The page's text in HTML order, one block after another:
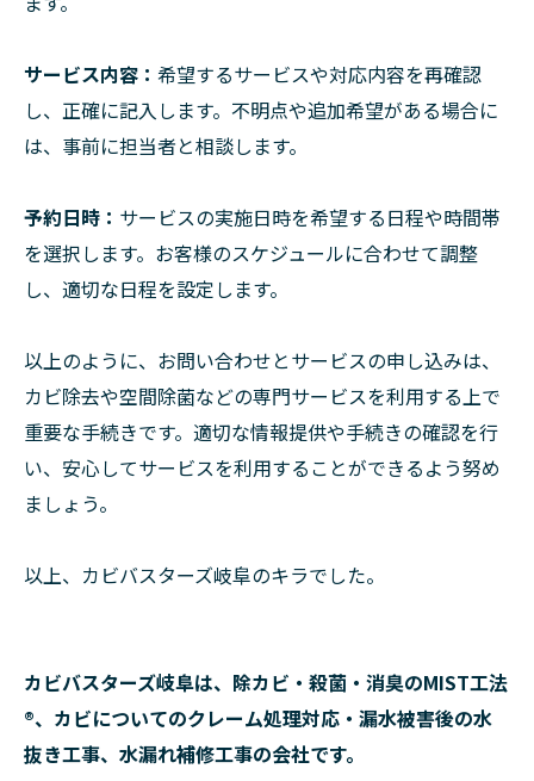
サービス内容： 希望するサービスや対応内容を再確認
し、正確に記入します。不明点や追加希望がある場合に
は、事前に担当者と相談します。
予約日時： サービスの実施日時を希望する日程や時間帯
を選択します。お客様のスケジュールに合わせて調整
し、適切な日程を設定します。
以上のように、お問い合わせとサービスの申し込みは、
カビ除去や空間除菌などの専門サービスを利用する上で
重要な手続きです。適切な情報提供や手続きの確認を行
い、安心してサービスを利用することができるよう努め
ましょう。
以上、カビバスターズ岐阜のキラでした。
カビバスターズ岐阜は、除カビ・殺菌・消臭のMIST工法
®、カビについてのクレーム処理対応・漏水被害後の水
抜き工事、水漏れ補修工事の会社です。